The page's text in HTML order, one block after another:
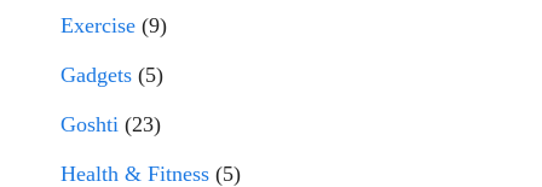
Exercise (9)
Gadgets (5)
Goshti (23)
Health & Fitness (5)